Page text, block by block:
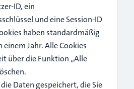
ID, ein
und eine Session-ID
haben standardmäßig
Jahr. Alle Cookies
über die Funktion „Alle
Daten gespeichert, die Sie